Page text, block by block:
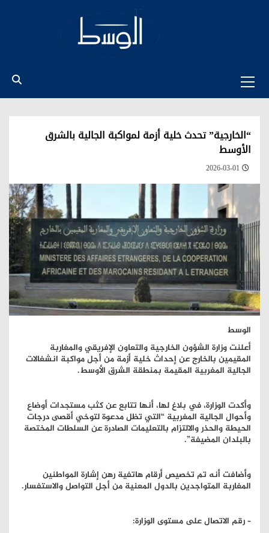
Menu
“الخارجية” تحدث خلية أزمة لمواكبة الجالية بالشرق
الأوسط
2026-03-01
الوسط
أعلنت وزارة الشؤون الخارجية والتعاون الإفريقي والمغاربة
المقيمين بالخارج عن إحداث خلية أزمة من أجل مواكبة انشغالات
الجالية المغربية المقيمة بمنطقة الشرق الأوسط.
وأكدت الوزارة، في بلاغ لها، أنها تتابع عن كثب مستجدات أوضاع
وأحوال الجالية المغربية “التي تظل مدعوة لتوخي أقصى درجات
الحيطة والحذر والالتزام بالتعليمات الصادرة عن السلطات المختصة
بالبلدان المضيفة”.
وأضافت أنه تم تخصيص أرقام هاتفية رهن إشارة المواطنين
المغاربة المتواجدين بالدول المعنية من أجل التواصل والاستفسار.
– رقم الاتصال على مستوى الوزارة: